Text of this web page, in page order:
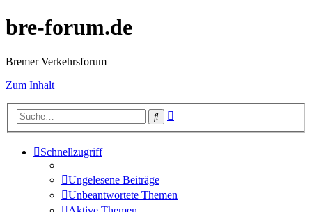
bre-forum.de
Bremer Verkehrsforum
Zum Inhalt
Suche
Schnellzugriff
Ungelesene Beiträge
Unbeantwortete Themen